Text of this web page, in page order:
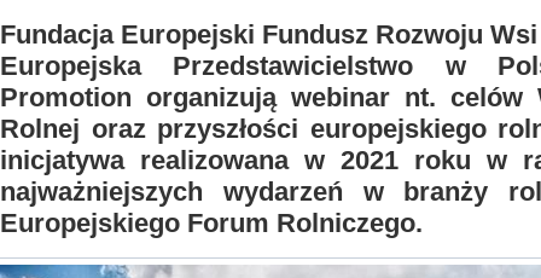
Fundacja Europejski Fundusz Rozwoju
Europejska Przedstawicielstwo w
Promotion organizują webinar nt. celów
Rolnej oraz przyszłości europejskiego
inicjatywa realizowana w 2021 roku w
najważniejszych wydarzeń w branży
Europejskiego Forum Rolniczego.